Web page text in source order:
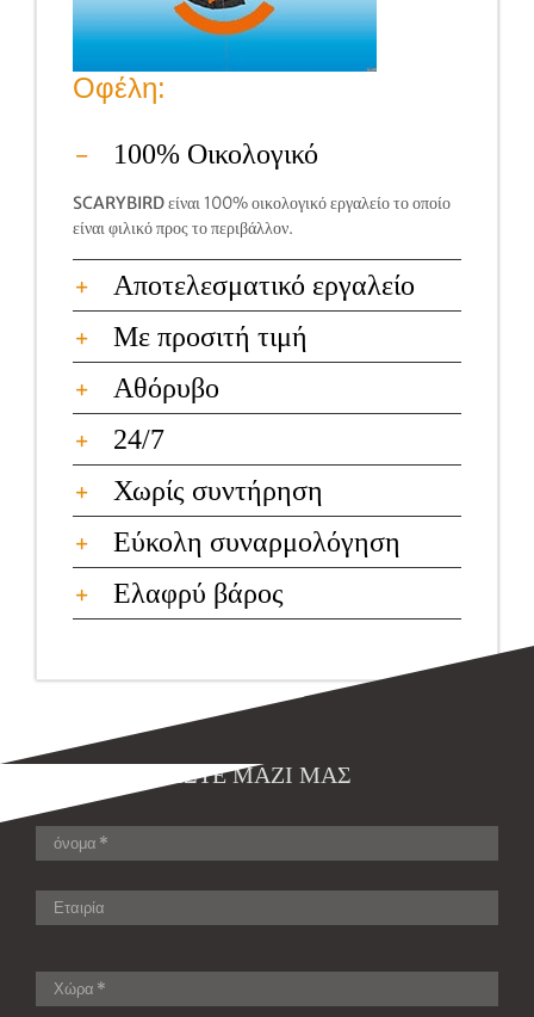
Οφέλη:
100% Οικολογικό
SCARYBIRDείναι 100% οικολογικό εργαλείο το οποίο
είναι φιλικό προς το περιβάλλον.
Αποτελεσματικό εργαλείο
Με προσιτή τιμή
Αθόρυβο
24/7
Χωρίς συντήρηση
Εύκολη συναρμολόγηση
Ελαφρύ βάρος
ΕΠΙΚΟΙΝΩΝΉΣΤΕ ΜΑΖΊ ΜΑΣ